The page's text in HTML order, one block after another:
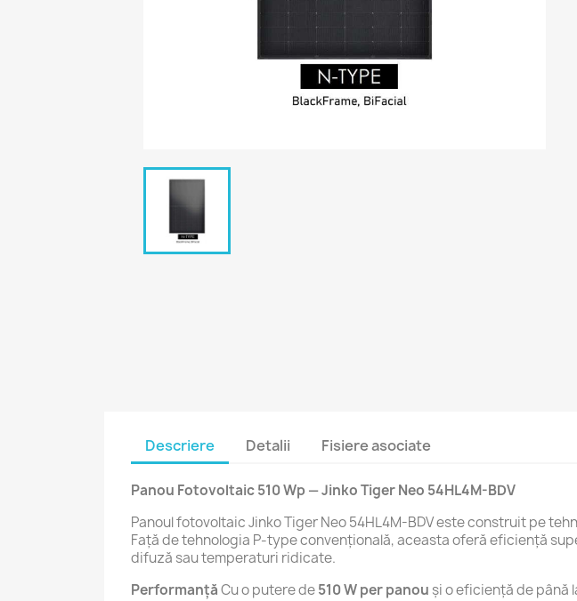
Descriere Detalii Fisiere asociate
Panou Fotovoltaic 510 Wp — Jinko Tiger Neo 54HL4M-BDV
Panoul fotovoltaic Jinko Tiger Neo 54HL4M-BDV este construit pe
Față de tehnologia P-type convențională, aceasta oferă eficiență
difuză sau temperaturi ridicate.
PerformanțăCu o putere de510 W per panou și o eficiență de până